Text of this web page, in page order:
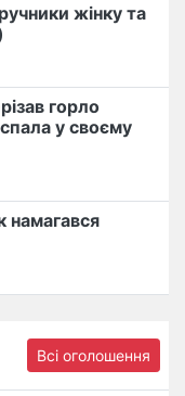
жінку та
горло
спала у своєму
намагався
Всі оголошення